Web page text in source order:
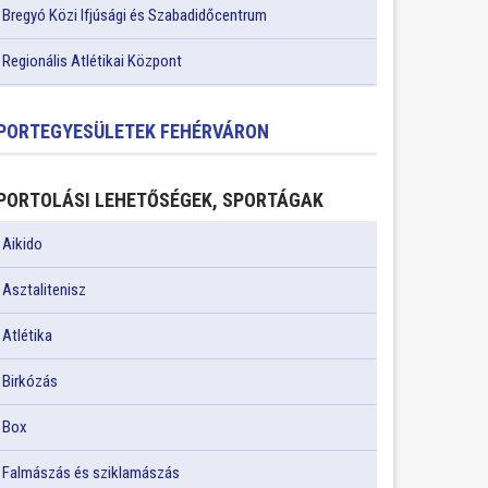
Bregyó Közi Ifjúsági és Szabadidőcentrum
Regionális Atlétikai Központ
FEHÉRVÁRON
LEHETŐSÉGEK, SPORTÁGAK
Aikido
Asztalitenisz
Atlétika
Birkózás
Box
Falmászás és sziklamászás